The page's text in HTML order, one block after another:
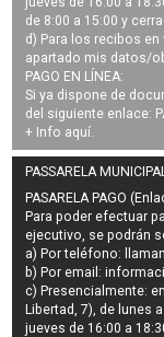
de 8:00 a 15:00 y
d) Para los recibos
apartado mis datos/
PAGO EN LÍNEA:
Si ya dispone de
del siguiente enlace:
+ Info aquí
PASSARELA
PASARELA PAGO
Para poder efectuar
ejecutivo, se podrán
a) Por teléfono:
b) Por email:
c) Presencialmente:
Libertad, 7), de lunes
jueves de 16:00 a